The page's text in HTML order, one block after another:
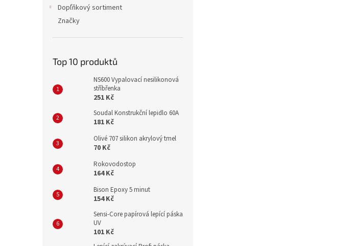
Dopľňkový sortiment
Značky
Top 10 produktů
NS600 Vypalovací nesilikonová
stříbřenka
251 Kč
Soudal Konstrukční lepidlo 60A
181 Kč
Olivé 707 silikon akrylový tmel
70 Kč
Rokovodostop
164 Kč
Bison Epoxy 5 minut
154 Kč
Sensi-Core papírová lepící páska
UV
101 Kč